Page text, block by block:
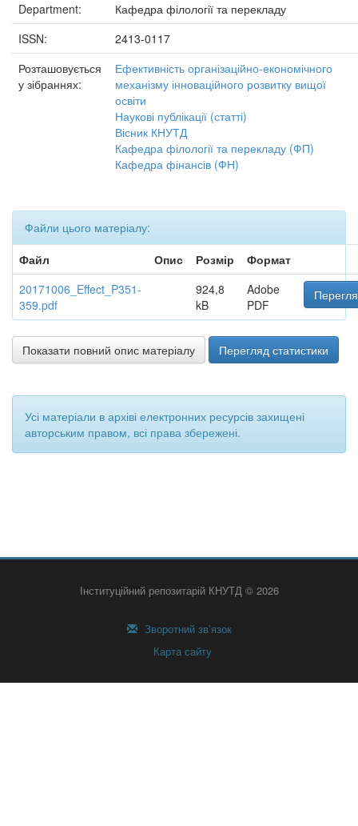
Department:
Кафедра філології та перекладу
ISSN:
2413-0117
Розташовується
у зібраннях:
Ефективність організаційно-економічного
механізму інноваційного розвитку вищої
освіти
Наукові публікації (статті)
Вісник КНУТД
Кафедра філології та перекладу (ФП)
Кафедра фінансів (ФН)
Файли цього матеріалу:
Файл
Опис Розмір
Формат
20171006_Effect_P351-
359.pdf
924,8
kB
Adobe
PDF
Показати повний опис матеріалу Перегляд статистики
Усі матеріали в архіві електронних ресурсів захищені
авторським правом, всі права збережені.
Інституційний репозитарій КНУТД © 2026
Зворотний зв’язок
Карта сайту